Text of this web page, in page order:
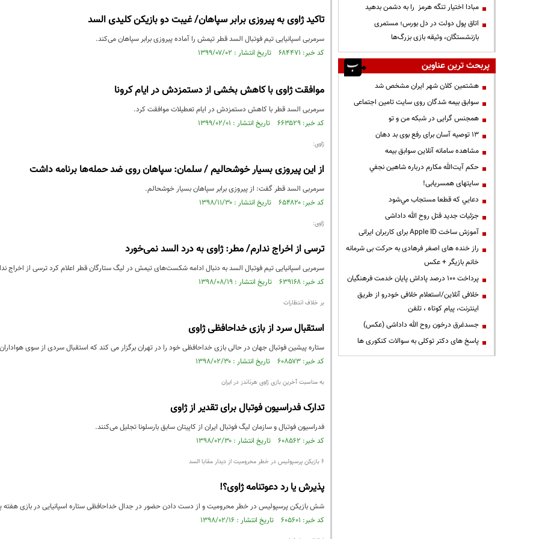
تاکید ژاوی به پیروزی برابر سپاهان/ غیبت دو بازیکن کلیدی السد
سرمربی اسپانیایی تیم فوتبال السد قطر تیمش را آماده پیروزی برابر سپاهان می‌‌کند.
کد خبر: ۶۸۴۴۷۱ تاریخ انتشار : ۱۳۹۹/۰۷/۰۲
موافقت ژاوی با کاهش بخشی از دستمزدش در ایام کرونا
سرمربی السد قطر با کاهش دستمزدش در ایام تعطیلات موافقت کرد.
کد خبر: ۶۶۳۵۲۹ تاریخ انتشار : ۱۳۹۹/۰۲/۰۱
ژاوی:
از این پیروزی بسیار خوشحالیم / سلمان: سپاهان روی ضد حمله‌ها برنامه داشت
سرمربی السد قطر گفت: از پیروزی برابر سپاهان بسیار خوشحالم.
کد خبر: ۶۵۴۸۲۰ تاریخ انتشار : ۱۳۹۸/۱۱/۳۰
ژاوی:
ترسی از اخراج ندارم/ مطر: ژاوی به درد السد نمی‌خورد
سرمربی اسپانیایی تیم فوتبال السد به دنبال ادامه شکست‌های تیمش در لیگ ستارگان قطر اعلام کرد ترسی از اخراج
کد خبر: ۶۳۹۱۶۸ تاریخ انتشار : ۱۳۹۸/۰۸/۱۹
بر خلاف انتظارات
استقبال سرد از بازی خداحافظی ژاوی
ستاره پیشین فوتبال جهان در حالی بازی خداحافظی خود را در تهران برگزار می کند که استقبال سردی از سوی
کد خبر: ۶۰۸۵۷۳ تاریخ انتشار : ۱۳۹۸/۰۲/۳۰
به مناسبت آخرین بازی ژاوی هرناندز در ایران
تدارک فدراسیون فوتبال برای تقدیر از ژاوی
فدراسیون فوتبال و سازمان لیگ فوتبال ایران از کاپیتان سابق بارسلونا تجلیل می‌کنند.
کد خبر: ۶۰۸۵۶۲ تاریخ انتشار : ۱۳۹۸/۰۲/۳۰
6 بازیکن پرسپولیس در خطر محرومیت از دیدار مقابا السد
پذیرش یا رد دعوتنامه ژاوی؟!
شش بازیکن پرسپولیس در خطر محرومیت و از دست دادن حضور در جدال خداحافظی ستاره اسپانیایی در بازی هفته
کد خبر: ۶۰۵۶۰۱ تاریخ انتشار : ۱۳۹۸/۰۲/۱۶
مبادا اختیار تنگه هرمز را به دشمن بدهید
اتاق پول دولت در دل بورس؛ مستمری
بازنشستگان، وثیقه بازی بزرگ‌ها
پربحث ترین عناوین
هشتمین کلان شهر ایران مشخص شد
سوابق بیمه شدگان روی سایت تامین اجتماعی
همجنس گرایی در شبکه من و تو
13 توصیه آسان برای رفع بوی بد دهان
مشاهده سامانه آنلاين سوابق بیمه
حكم آيت‌الله مكارم درباره شاهين نجفي
سایتهای همسریابی!
دعايي كه قطعا مستجاب مي‌شود
جزئیات جدید قتل روح الله داداشی
آموزش ساخت Apple ID برای کاربران ایرانی
راز خنده های اصغر فرهادی به حرکت بی شرمانه
خانم بازیگر + عکس
پرداخت ۱۰۰ درصد پاداش پایان خدمت فرهنگیان
خلافی آنلاین/استعلام خلافی خودرو از طریق
اینترنت، پیام کوتاه ، تلفن
جسدغرق درخون روح الله داداشی (عکس)
پاسخ های دکتر توکلی به سوالات کنکوری ها